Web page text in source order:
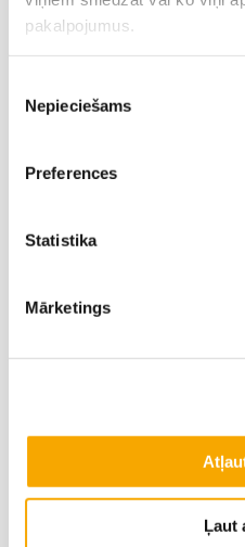
pakalpojumus.
izvēle
Nepieciešams
Preferences
Statistika
Mārketings
Ļaut
Vārds*
Tālrunis
Jūsu ziņa
Vēlos sazināties